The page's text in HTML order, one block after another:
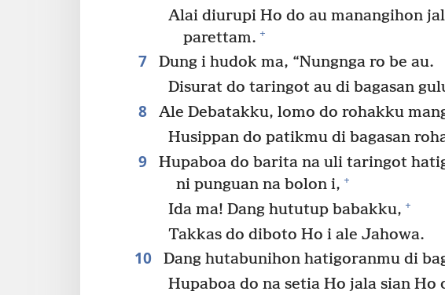
Alai diurupi Ho do au manangihon
parettam. +
7
Dung i hudok ma, “Nungnga ro be au.
Disurat do taringot au di bagasan
8 Ale Debatakku, lomo do rohakku
Husippan do patikmu di bagasan
9 Hupaboa do barita na uli taringot
ni punguan na bolon i, +
Ida ma! Dang hututup babakku, +
Takkas do diboto Ho i ale Jahowa.
10
Dang hutabunihon hatigoranmu di
Hupaboa do na setia Ho jala sian Ho